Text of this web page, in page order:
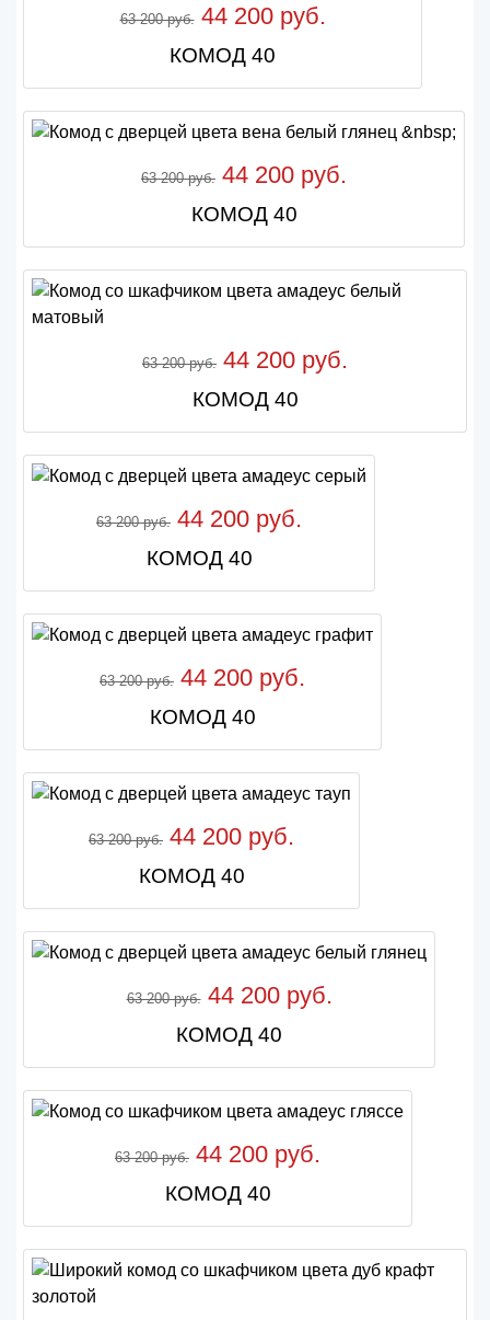
63 200 руб.44 200 руб.
КОМОД 40
63 200 руб. 44 200 руб.
КОМОД 40
63 200 руб. 44 200 руб.
КОМОД 40
63 200 руб. 44 200 руб.
КОМОД 40
63 200 руб. 44 200 руб.
КОМОД 40
63 200 руб. 44 200 руб.
КОМОД 40
63 200 руб.44 200 руб.
КОМОД 40
63 200 руб. 44 200 руб.
КОМОД 40